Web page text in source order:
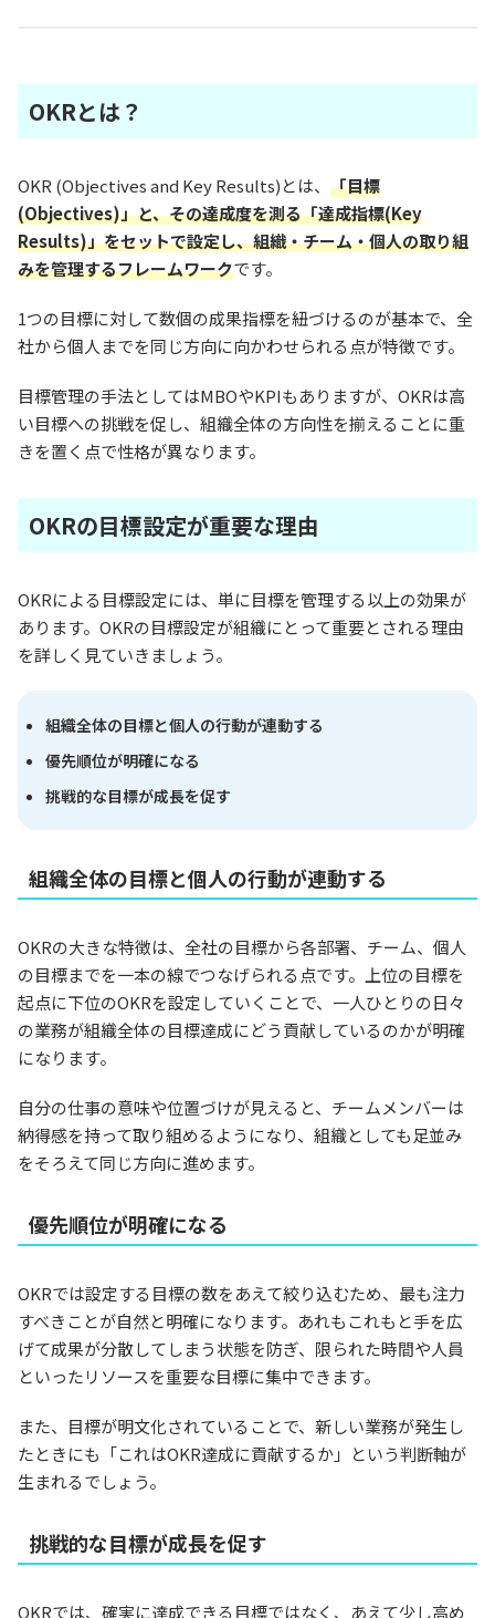
OKRとは？
OKR (Objectives and Key Results)とは、 「目標
(Objectives)」と、その達成度を測る「達成指標(Key
Results)」をセットで設定し、組織・チーム・個人の取り組
みを管理するフレームワークです。
1つの目標に対して数個の成果指標を紐づけるのが基本で、全
社から個人までを同じ方向に向かわせられる点が特徴です。
目標管理の手法としてはMBOやKPIもありますが、OKRは高
い目標への挑戦を促し、組織全体の方向性を揃えることに重
きを置く点で性格が異なります。
OKRの目標設定が重要な理由
OKRによる目標設定には、単に目標を管理する以上の効果が
あります。OKRの目標設定が組織にとって重要とされる理由
を詳しく見ていきましょう。
組織全体の目標と個人の行動が連動する
優先順位が明確になる
挑戦的な目標が成長を促す
組織全体の目標と個人の行動が連動する
OKRの大きな特徴は、全社の目標から各部署、チーム、個人
の目標までを一本の線でつなげられる点です。上位の目標を
起点に下位のOKRを設定していくことで、一人ひとりの日々
の業務が組織全体の目標達成にどう貢献しているのかが明確
になります。
自分の仕事の意味や位置づけが見えると、チームメンバーは
納得感を持って取り組めるようになり、組織としても足並み
をそろえて同じ方向に進めます。
優先順位が明確になる
OKRでは設定する目標の数をあえて絞り込むため、最も注力
すべきことが自然と明確になります。あれもこれもと手を広
げて成果が分散してしまう状態を防ぎ、限られた時間や人員
といったリソースを重要な目標に集中できます。
また、目標が明文化されていることで、新しい業務が発生し
たときにも「これはOKR達成に貢献するか」という判断軸が
生まれるでしょう。
挑戦的な目標が成長を促す
OKRでは、確実に達成できる目標ではなく、あえて少し高め